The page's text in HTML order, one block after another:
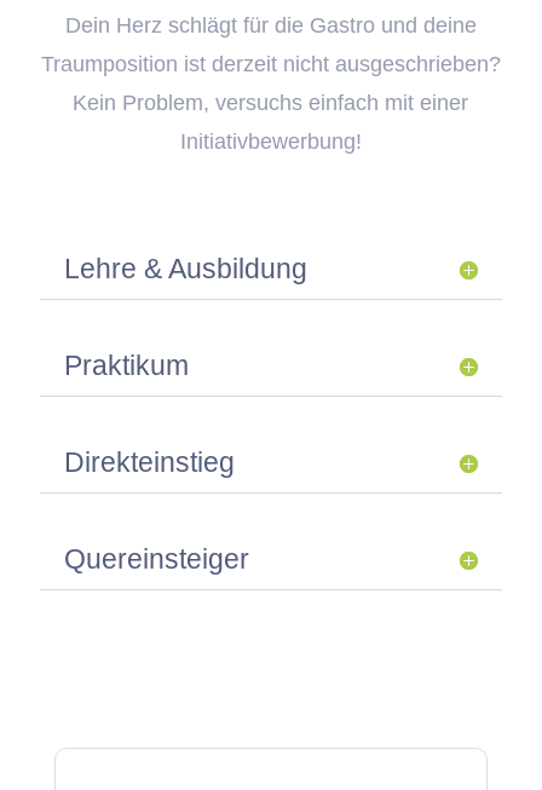
Dein Herz schlägt für die Gastro und deine
Traumposition ist derzeit nicht ausgeschrieben?
Kein Problem, versuchs einfach mit einer
Initiativbewerbung!
Lehre & Ausbildung
Praktikum
Direkteinstieg
Quereinsteiger